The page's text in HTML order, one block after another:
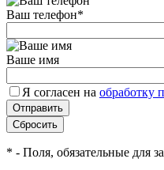
Ваш телефон*
Ваше имя
Я согласен на обработку
* - Поля, обязательные для